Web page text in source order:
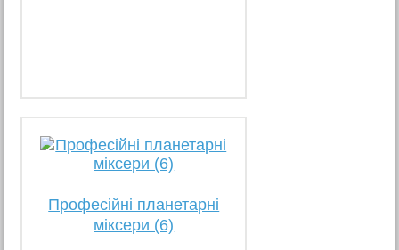
Професійні планетарні
міксери (6)